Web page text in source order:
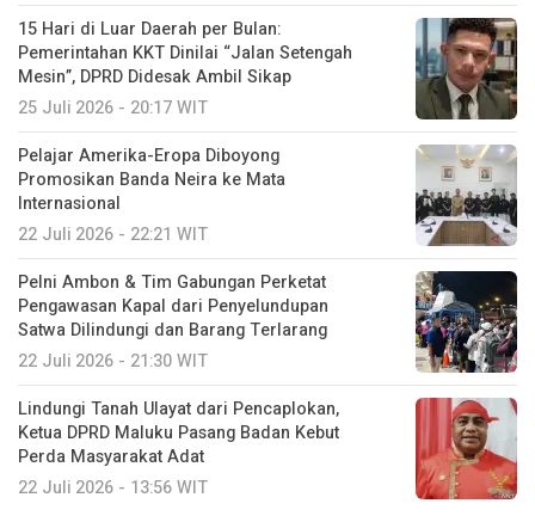
15 Hari di Luar Daerah per Bulan:
Pemerintahan KKT Dinilai “Jalan Setengah
Mesin”, DPRD Didesak Ambil Sikap
25 Juli 2026 - 20:17 WIT
Pelajar Amerika-Eropa Diboyong
Promosikan Banda Neira ke Mata
Internasional
22 Juli 2026 - 22:21 WIT
Pelni Ambon & Tim Gabungan Perketat
Pengawasan Kapal dari Penyelundupan
Satwa Dilindungi dan Barang Terlarang
22 Juli 2026 - 21:30 WIT
Lindungi Tanah Ulayat dari Pencaplokan,
Ketua DPRD Maluku Pasang Badan Kebut
Perda Masyarakat Adat
22 Juli 2026 - 13:56 WIT